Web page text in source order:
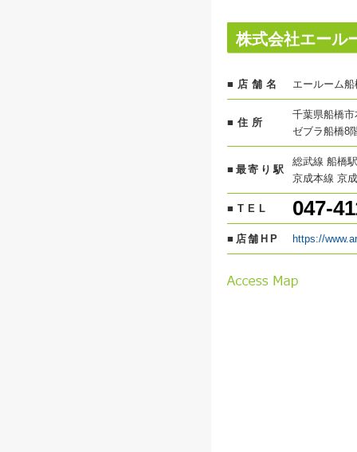
株式会社エール
■店舗名 エールーム船
■住所
千葉県船橋
ゼブラ船橋8
■最寄り駅
総武線 船橋
京成本線 京
■TEL 047-
■店舗HP https://